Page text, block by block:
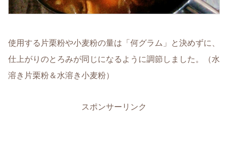
使用する片栗粉や小麦粉の量は「何グラム」と決めずに、
仕上がりのとろみが同じになるように調節しました。（水
溶き片栗粉＆水溶き小麦粉）
スポンサーリンク